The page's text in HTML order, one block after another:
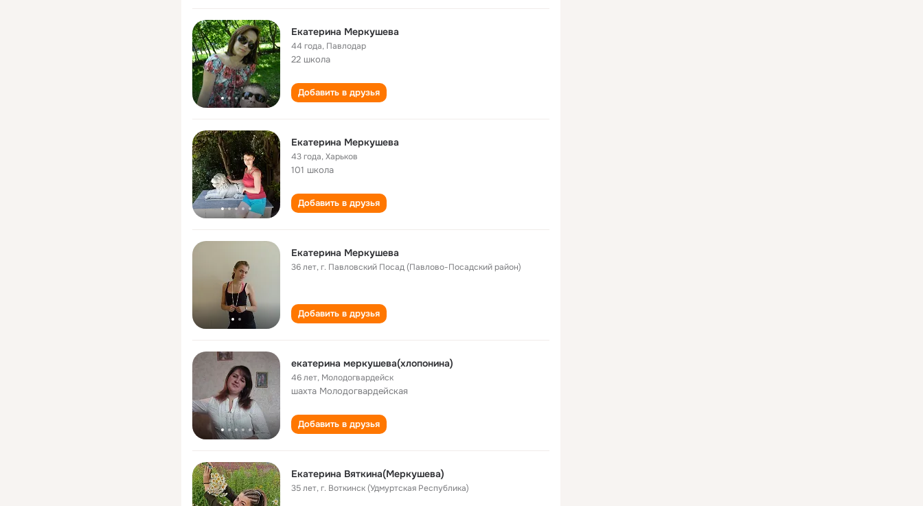
Екатерина Меркушева
44 года, Павлодар
22 школа
Добавить в друзья
Екатерина Меркушева
43 года,Харьков
101 школа
Добавить в друзья
Екатерина Меркушева
36 лет,г. Павловский Посад (Павлово-Посадский район)
Добавить в друзья
екатерина меркушева(хлопонина)
46 лет, Молодогвардейск
шахта Молодогвардейская
Добавить в друзья
Екатерина Вяткина(Меркушева)
35 лет,г. Воткинск (Удмуртская Республика)